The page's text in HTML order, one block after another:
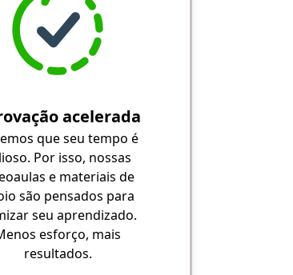
acelerada
que seu tempo é
Por isso, nossas
e materiais de
são pensados para
seu aprendizado.
esforço, mais
resultados.